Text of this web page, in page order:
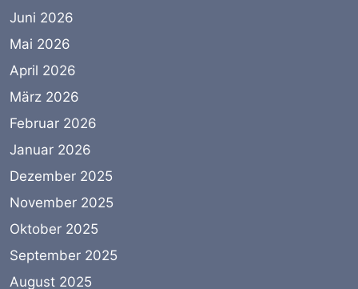
Juni 2026
Mai 2026
April 2026
März 2026
Februar 2026
Januar 2026
Dezember 2025
November 2025
Oktober 2025
September 2025
August 2025